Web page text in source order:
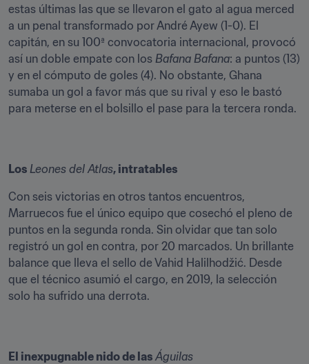
estas últimas las que se llevaron el gato al agua merced
a un penal transformado por André Ayew (1-0). El
capitán, en su 100ª convocatoria internacional, provocó
así un doble empate con los Bafana Bafana: a puntos (13)
y en el cómputo de goles (4). No obstante, Ghana
sumaba un gol a favor más que su rival y eso le bastó
para meterse en el bolsillo el pase para la tercera ronda.
Los Leones del Atlas, intratables
Con seis victorias en otros tantos encuentros,
Marruecos fue el único equipo que cosechó el pleno de
puntos en la segunda ronda. Sin olvidar que tan solo
registró un gol en contra, por 20 marcados. Un brillante
balance que lleva el sello de Vahid Halilhodžić. Desde
que el técnico asumió el cargo, en 2019, la selección
solo ha sufrido una derrota.
El inexpugnable nido de las Águilas